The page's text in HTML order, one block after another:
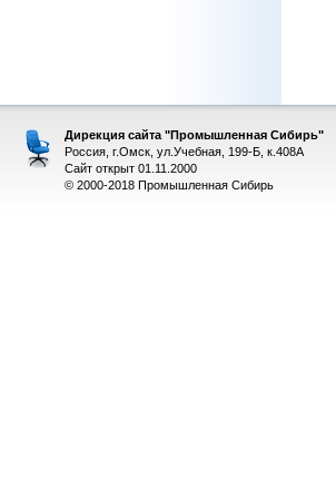
Дирекция сайта "Промышленная Сибирь"
Россия, г.Омск, ул.Учебная, 199-Б, к.408А
Сайт открыт 01.11.2000
© 2000-2018 Промышленная Сибирь